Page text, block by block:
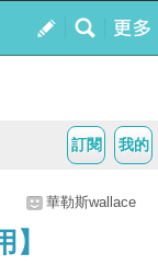
我的
訂閱
華勒斯wallace